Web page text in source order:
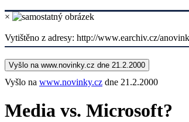
×
Vytištěno z adresy: http://www.earchiv.cz/
Vyšlo na www.novinky.cz dne 21.2.2000
Vyšlo na www.novinky.cz dne 21.2.2000
Media vs. Microsoft?